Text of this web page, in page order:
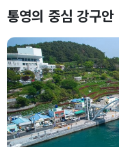
통영의 중심 강구안